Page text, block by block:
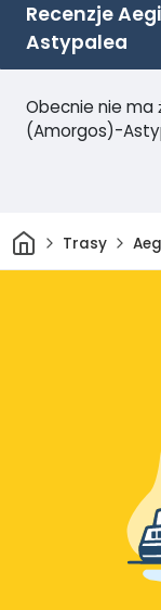
Recenzje
Astypalea
Obecnie nie ma
(Amorgos)-
DomTrasy